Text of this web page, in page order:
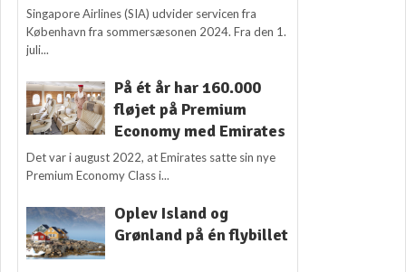
Singapore Airlines (SIA) udvider servicen fra
København fra sommersæsonen 2024. Fra den 1.
juli...
På ét år har 160.000
fløjet på Premium
Economy med Emirates
Det var i august 2022, at Emirates satte sin nye
Premium Economy Class i...
Oplev Island og
Grønland på én flybillet